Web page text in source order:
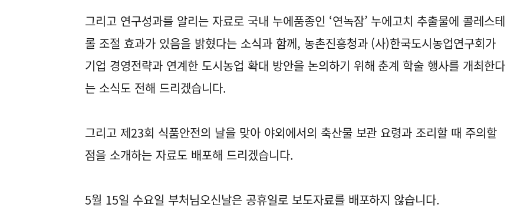
그리고 연구성과를 알리는 자료로 국내 누에품종인 ‘연녹잠’ 누에고치 추출물에 콜레스테
롤 조절 효과가 있음을 밝혔다는 소식과 함께, 농촌진흥청과 (사)한국도시농업연구회가
기업 경영전략과 연계한 도시농업 확대 방안을 논의하기 위해 춘계 학술 행사를 개최한다
는 소식도 전해 드리겠습니다.
그리고 제23회 식품안전의 날을 맞아 야외에서의 축산물 보관 요령과 조리할 때 주의할
점을 소개하는 자료도 배포해 드리겠습니다.
5월 15일 수요일 부처님오신날은 공휴일로 보도자료를 배포하지 않습니다.